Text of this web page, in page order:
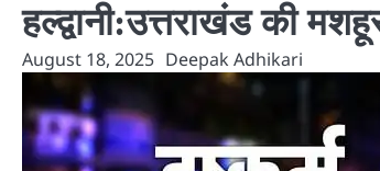
हल्द्वानी:उत्तराखंड की
August 18, 2025 Deepak Adhikari